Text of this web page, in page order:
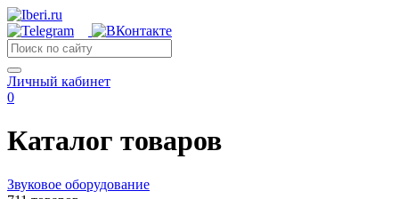
Личный кабинет
0
Каталог товаров
Звуковое оборудование